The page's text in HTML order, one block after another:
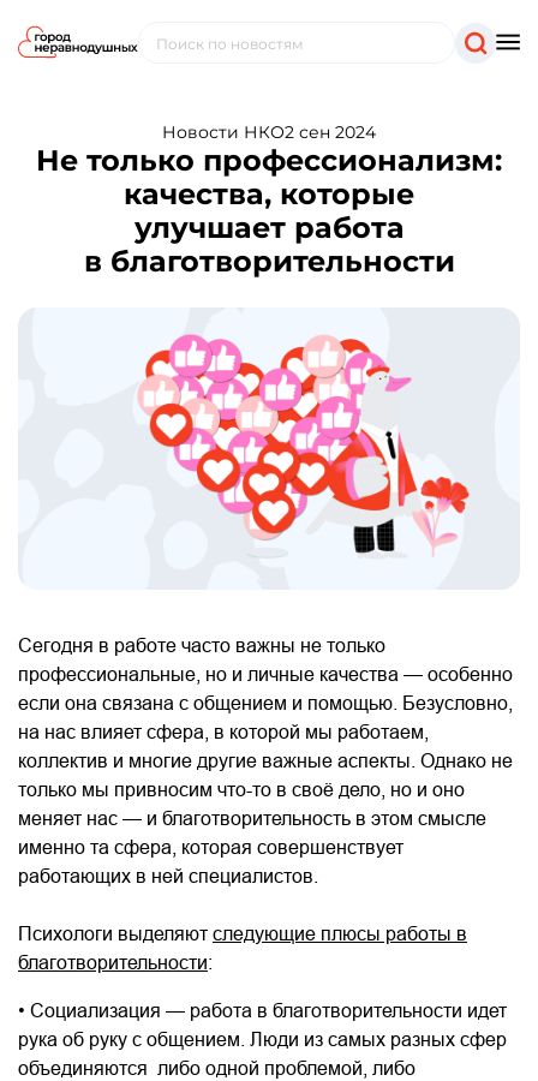
Новости НКО2 сен 2024
Не только профессионализм:
качества, которые
улучшает работа
в благотворительности
Сегодня в работе часто важны не только
профессиональные, но и личные качества — особенно
если она связана с общением и помощью. Безусловно,
на нас влияет сфера, в которой мы работаем,
коллектив и многие другие важные аспекты. Однако не
только мы привносим что-то в своё дело, но и оно
меняет нас — и благотворительность в этом смысле
именно та сфера, которая совершенствует
работающих в ней специалистов.
Психологи выделяют следующие плюсы работы в
благотворительности:
• Социализация — работа в благотворительности идет
рука об руку с общением. Люди из самых разных сфер
объединяются либо одной проблемой, либо